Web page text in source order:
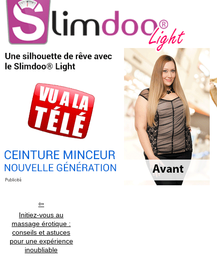
Initiez-vous au
massage érotique :
conseils et astuces
pour une expérience
inoubliable